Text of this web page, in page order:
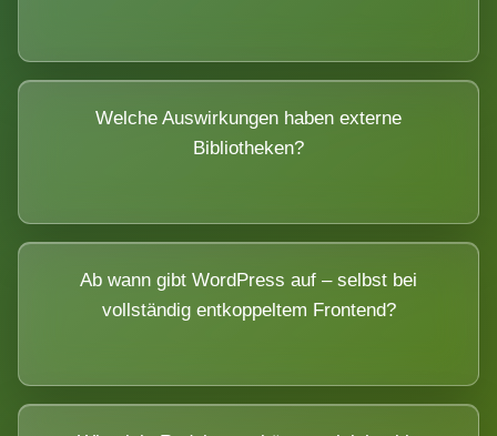
Welche Auswirkungen haben externe
Bibliotheken?
Ab wann gibt WordPress auf – selbst bei
vollständig entkoppeltem Frontend?